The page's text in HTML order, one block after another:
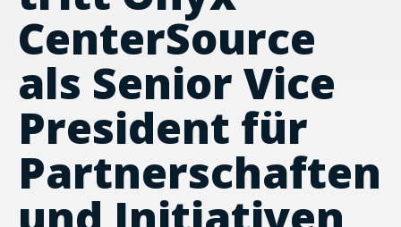
CenterSource
als Senior Vice
President für
Partnerschaften